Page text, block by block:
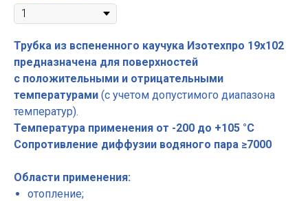
Трубка из вспененного каучука Изотехпро 19x102
предназначена для поверхностей
с положительными и отрицательными
температурами (с учетом допустимого диапазона
температур).
Температура применения от -200 до +105 °С
Сопротивление диффузии водяного пара ≥7000
Области применения:
отопление;